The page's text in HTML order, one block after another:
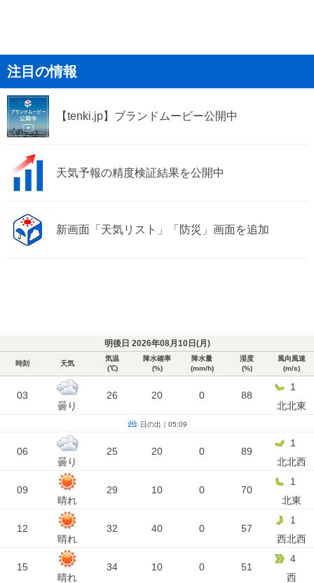
注目の情報
【tenki.jp】ブランドムービー公開中
天気予報の精度検証結果を公開中
新画面「天気リスト」「防災」画面を追加
明後日 2026年08月10日(月 )
時刻 天気
気温
(℃)
降水確率
(%)
降水量
(mm/h)
湿度
(%)
風向風速
(m/s)
03
曇り
26 20 0 88
1
北北東
日の出｜05:09
06
曇り
25 20 0 89
1
北北西
09
晴れ
29 10 0 70
1
北東
12
晴れ
32 40 0 57
1
西北西
15
晴れ
34 10 0 51
4
西